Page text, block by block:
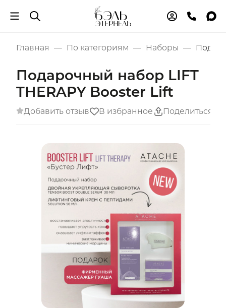
Главная По категориям Наборы
Подарочный набор LIFT
THERAPY Booster Lift
Добавить отзыв В избранное Поделиться